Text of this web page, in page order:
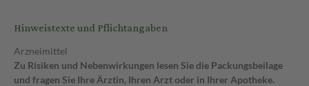
Hinweistexte und Pflichtangaben
Arzneimittel
Zu Risiken und Nebenwirkungen lesen Sie die Packungsbeilage
und fragen Sie Ihre Ärztin, Ihren Arzt oder in Ihrer Apotheke.